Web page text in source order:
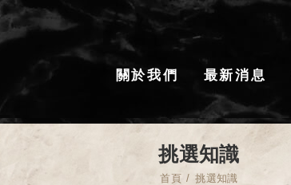
關於我們 最新消息
挑選知識
首頁 挑選知識